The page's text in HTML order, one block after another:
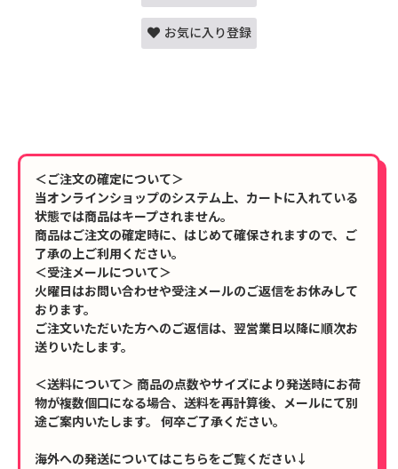
お気に入り登録
＜ご注文の確定について＞
当オンラインショップのシステム上、カートに入れている
状態では商品はキープされません。
商品はご注文の確定時に、はじめて確保されますので、ご
了承の上ご利用ください。
＜受注メールについて＞
火曜日はお問い合わせや受注メールのご返信をお休みして
おります。
ご注文いただいた方へのご返信は、翌営業日以降に順次お
送りいたします。
＜送料について＞ 商品の点数やサイズにより発送時にお荷
物が複数個口になる場合、送料を再計算後、メールにて別
途ご案内いたします。 何卒ご了承ください。
海外への発送についてはこちらをご覧ください↓